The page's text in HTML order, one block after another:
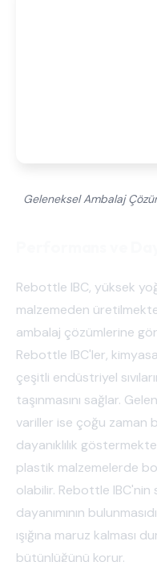
Geleneksel Ambalaj
Rebottle IBC, yüksek
malzemeden
ambalaj çözümlerine
Rebottle IBC'ler,
çeşitli endüstriyel
taşınmasını sağlar.
variller ise çoğu zaman
dayanıklılık
plastik malzemelerde
olabilir. Rebottle
dayanımının
ışığına maruz kalması
bütünlüğünü korur.